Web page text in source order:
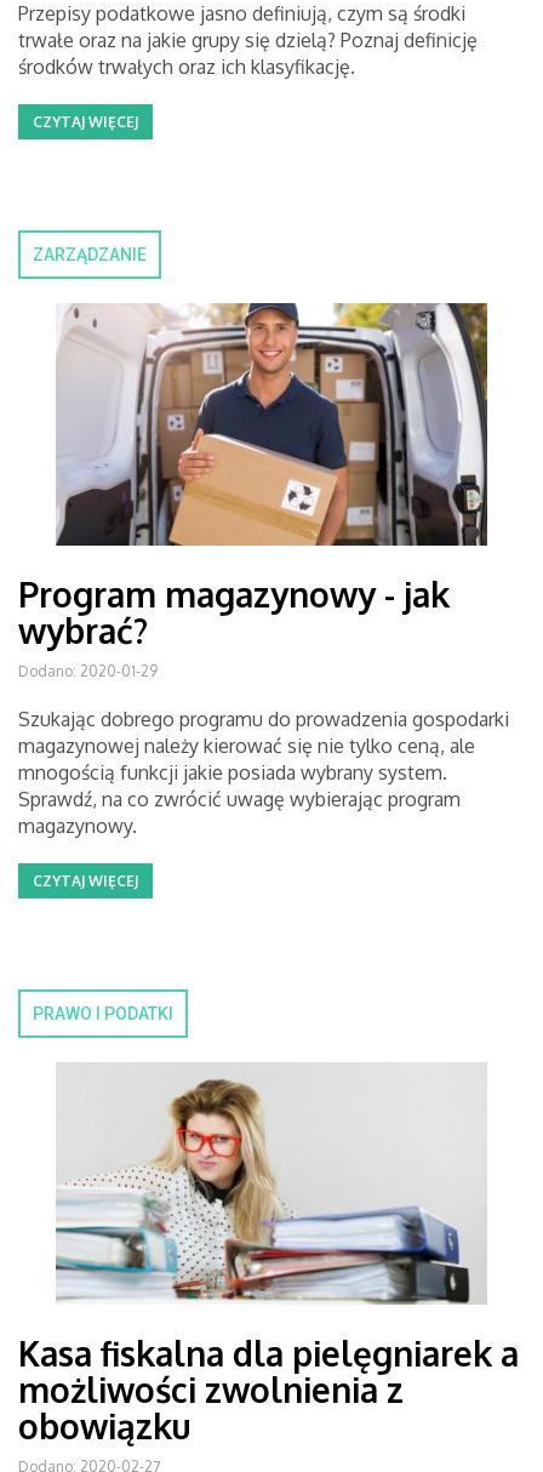
Przepisy podatkowe jasno definiują, czym są środki
trwałe oraz na jakie grupy się dzielą? Poznaj definicję
środków trwałych oraz ich klasyfikację.
CZYTAJ WIĘCEJ
ZARZĄDZANIE
Program magazynowy - jak
wybrać?
Dodano: 2020-01-29
Szukając dobrego programu do prowadzenia gospodarki
magazynowej należy kierować się nie tylko ceną, ale
mnogością funkcji jakie posiada wybrany system.
Sprawdź, na co zwrócić uwagę wybierając program
magazynowy.
CZYTAJ WIĘCEJ
PRAWO I PODATKI
Kasa fiskalna dla pielęgniarek a
możliwości zwolnienia z
obowiązku
Dodano: 2020-02-27